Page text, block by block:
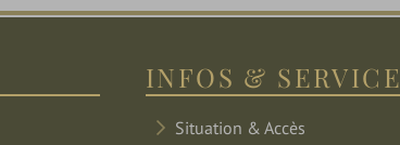
INFOS & SERVICE
Situation & Accès